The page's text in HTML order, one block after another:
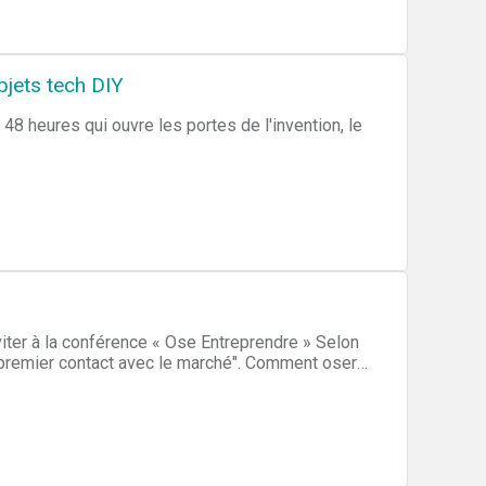
tech DIY
heures qui ouvre les portes de l'invention, le
à la conférence « Ose Entreprendre » Selon
contact avec le marché". Comment oser